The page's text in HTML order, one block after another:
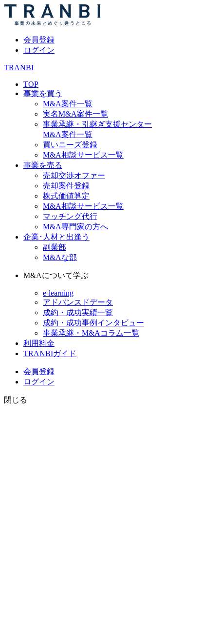
会員登録
ログイン
TRANBI
TOP
事業を買う
M&A案件一覧
実名M&A案件一覧
事業承継・引継ぎ支援センター
M&A案件一覧
買いニーズ登録
M&A相談サービス一覧
事業を売る
売却交渉オファー
売却案件登録
株式価値算定
M&A相談サービス一覧
マッチング代行
M&A専門家の方へ
企業･人材と出逢う
副業部
M&Aな部
M&Aについて学ぶ
e-learning
アドバンスドデータ
成約・成功実績一覧
成約・成功事例インタビュー
事業承継・M&Aコラム一覧
利用料金
TRANBIガイド
会員登録
ログイン
閉じる